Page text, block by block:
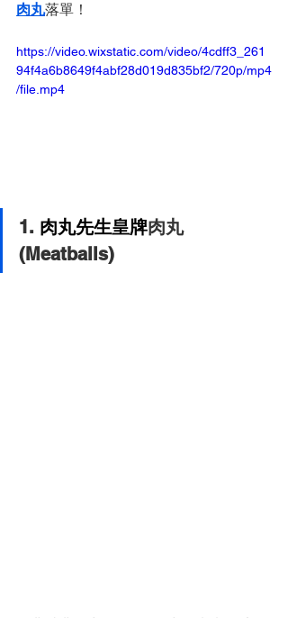
肉丸落單！
https://video.wixstatic.com/video/4cdff3_261
94f4a6b8649f4abf28d019d835bf2/720p/mp4
/file.mp4
1. 肉丸先生皇牌肉丸
(Meatballs)